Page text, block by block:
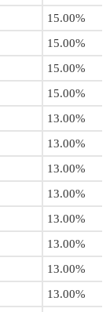
15.00%
15.00%
15.00%
15.00%
13.00%
13.00%
13.00%
13.00%
13.00%
13.00%
13.00%
13.00%